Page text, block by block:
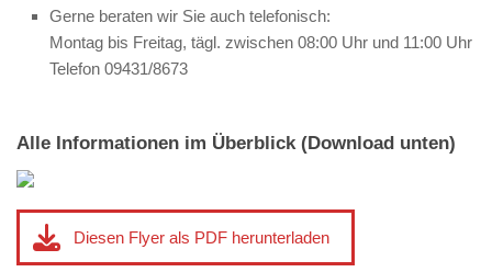
Gerne beraten wir Sie auch telefonisch:
Montag bis Freitag, tägl. zwischen 08:00 Uhr und 11:00 Uhr
Telefon 09431/8673
Alle Informationen im Überblick (Download unten)
Diesen Flyer als PDF herunterladen